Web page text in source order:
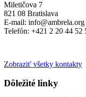
Miletičova 7
821 08 Bratislava
E-mail: info@ambrela.org
Telefón: +421 2 20 44 52
Zobraziť všetky kontakty
Dôležité linky